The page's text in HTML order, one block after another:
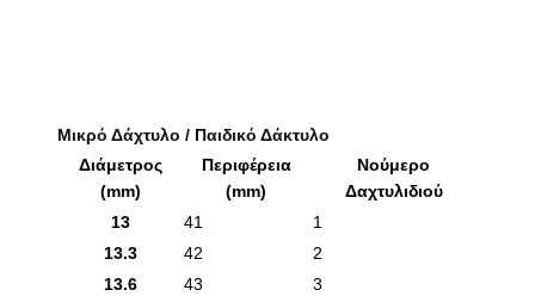
Μικρό Δάχτυλο / Παιδικό Δάκτυλο
Διάμετρος
(mm)
Περιφέρεια
(mm)
Νούμερο
Δαχτυλιδιού
13
41
1
13.3
42
2
13.6
43
3